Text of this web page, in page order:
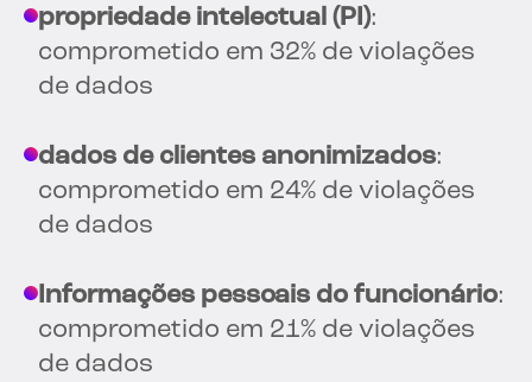
propriedade intelectual (PI):
comprometido em 32% de violações
de dados
dados de clientes anonimizados:
comprometido em 24% de violações
de dados
Informações pessoais do funcionário:
comprometido em 21% de violações
de dados